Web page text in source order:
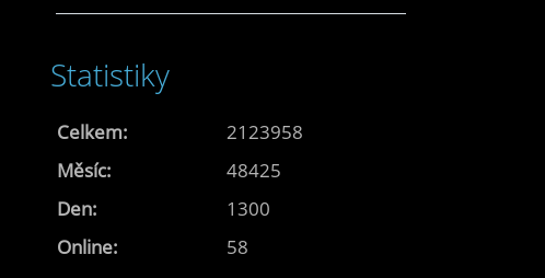
Statistiky
Online: 58
Celkem:
2123958
Měsíc:
48425
Den:
1300